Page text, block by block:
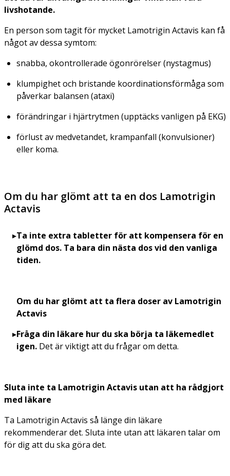
livshotande.
En person som tagit för mycket Lamotrigin Actavis kan få
något av dessa symtom:
snabba, okontrollerade ögonrörelser(nystagmus)
klumpighet och bristande koordinationsförmåga som
påverkar balansen (ataxi)
förändringar i hjärtrytmen (upptäcks vanligen på EKG)
förlust av medvetandet, krampanfall (konvulsioner)
eller koma.
Om du har glömt att ta en dos Lamotrigin
Actavis
Ta inte extra tabletter för att kompensera för en
glömd dos. Ta bara din nästa dos vid den vanliga
tiden.
Om du har glömt att ta flera doser av Lamotrigin
Actavis
Fråga din läkare hur du ska börja ta läkemedlet
igen. Det är viktigt att du frågar om detta.
Sluta inte ta Lamotrigin Actavis utan att ha rådgjort
med läkare
Ta Lamotrigin Actavis så länge din läkare
rekommenderar det. Sluta inte utan att läkaren talar om
för dig att du ska göra det.